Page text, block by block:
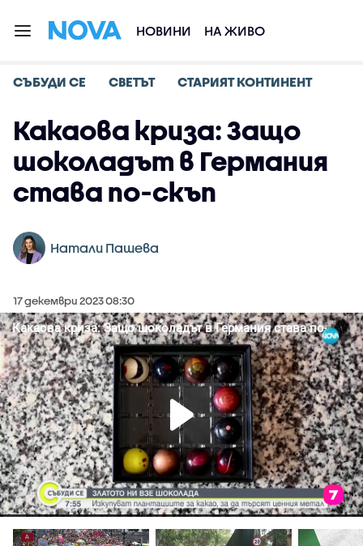
НОВИНИ НА ЖИВО
СЪБУДИ СЕ СВЕТЪТ СТАРИЯТ КОНТИНЕНТ
Какаова криза: Защо
шоколадът в Германия
става по-скъп
Натали Пашева
17 декември 2023 08:30